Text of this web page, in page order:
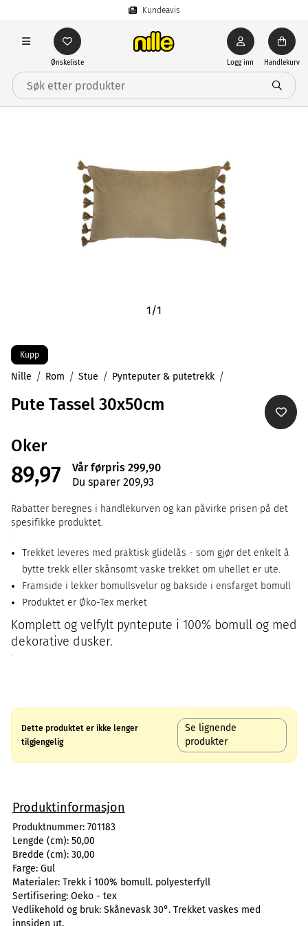
Kundeavis
Ønskeliste Logg inn Handlekurv
1/1
Kupp
Nille Rom Stue Pynteputer & putetrekk
Pute Tassel 30x50cm
Oker
89,97
Vår førpris 299,90
Du sparer 209,93
Rabatter beregnes i handlekurven og kan påvirke prisen på det
spesifikke produktet.
Trekket leveres med praktisk glidelås - som gjør det enkelt å
bytte trekk eller skånsomt vaske trekket om uhellet er ute.
Framside i lekker bomullsvelur og bakside i ensfarget bomull
Produktet er Øko-Tex merket
Komplett og velfylt pyntepute i 100% bomull og med
dekorative dusker.
Dette produktet er ikke lenger
tilgjengelig
Se lignende
produkter
Produktinformasjon
Produktnummer: 701183
Lengde (cm): 50,00
Bredde (cm): 30,00
Farge: Gul
Materialer: Trekk i 100% bomull. polyesterfyll
Sertifisering: Oeko - tex
Vedlikehold og bruk: Skånevask 30°. Trekket vaskes med
innsiden ut.